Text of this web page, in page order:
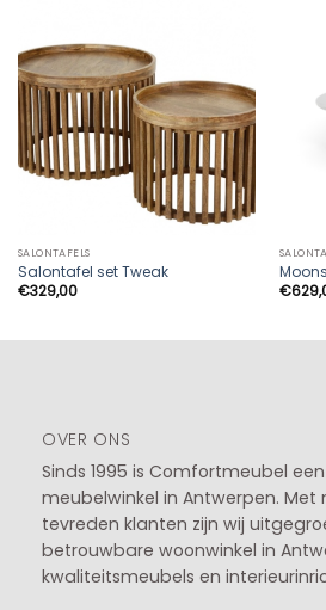
SALONTAFELS
Salontafel set Tweak
€329,00
€
OVER ONS
Sinds 1995 is Comfortmeubel
meubelwinkel in Antwerpen. Met
tevreden klanten zijn wij
betrouwbare woonwinkel in
kwaliteitsmeubels en